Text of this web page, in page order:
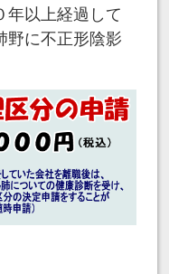
年以上経過して
野に不正形陰影